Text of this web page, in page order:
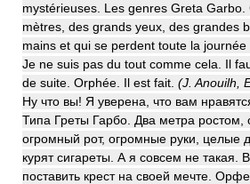
mystérieuses. Les genres Greta
mètres, des grands yeux, des grandes
mains et qui se perdent toute la journée
Je ne suis pas du tout comme cela. Il
de suite. Orphée. Il est fait. (J. Anouilh,
Ну что вы! Я уверена, что вам
Типа Греты Гарбо. Два метра ростом,
огромный рот, огромные руки, целые
курят сигареты. А я совсем не такая.
поставить крест на своей мечте.